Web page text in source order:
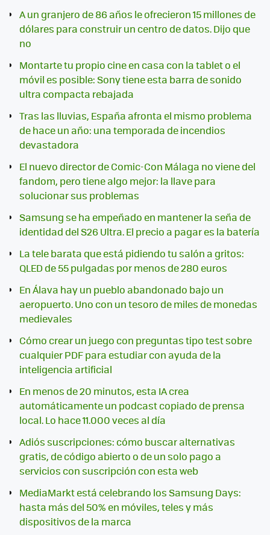
A un granjero de 86 años le ofrecieron 15 millones de
dólares para construir un centro de datos. Dijo que
no
Montarte tu propio cine en casa con la tablet o el
móvil es posible: Sony tiene esta barra de sonido
ultra compacta rebajada
Tras las lluvias, España afronta el mismo problema
de hace un año: una temporada de incendios
devastadora
El nuevo director de Comic-Con Málaga no viene del
fandom, pero tiene algo mejor: la llave para
solucionar sus problemas
Samsung se ha empeñado en mantener la seña de
identidad del S26 Ultra. El precio a pagar es la batería
La tele barata que está pidiendo tu salón a gritos:
QLED de 55 pulgadas por menos de 280 euros
En Álava hay un pueblo abandonado bajo un
aeropuerto. Uno con un tesoro de miles de monedas
medievales
Cómo crear un juego con preguntas tipo test sobre
cualquier PDF para estudiar con ayuda de la
inteligencia artificial
En menos de 20 minutos, esta IA crea
automáticamente un podcast copiado de prensa
local. Lo hace 11.000 veces al día
Adiós suscripciones: cómo buscar alternativas
gratis, de código abierto o de un solo pago a
servicios con suscripción con esta web
MediaMarkt está celebrando los Samsung Days:
hasta más del 50% en móviles, teles y más
dispositivos de la marca